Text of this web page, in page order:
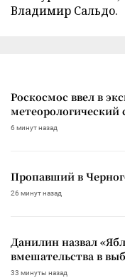
Владимир Сальдо.
Роскосмос ввел в
метеорологический
6 минут назад
Пропавший в
26 минут назад
Данилин назвал
вмешательства в
33 минуты назад